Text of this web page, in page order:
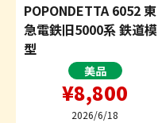
POPONDETTA 6052 東
急電鉄旧5000系 鉄道模
型
美品
¥8,800
2026/6/18